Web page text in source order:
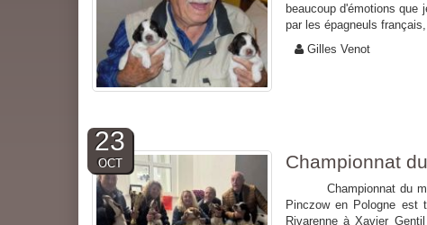
beaucoup d'émotions que
par les épagneuls
Gilles Venot
23
OCT Championnat
Championnat du
Pinczow en Pologne
Rivarenne à Xavier